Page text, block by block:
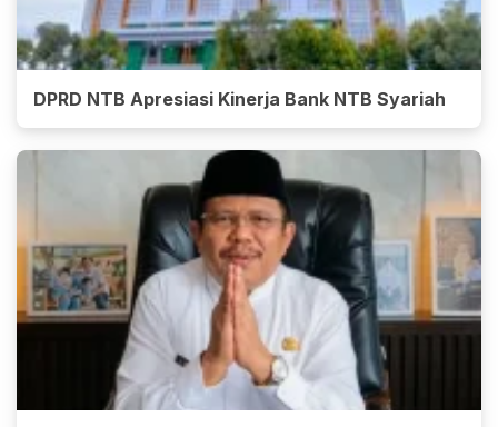
DPRD NTB Apresiasi Kinerja Bank NTB Syariah